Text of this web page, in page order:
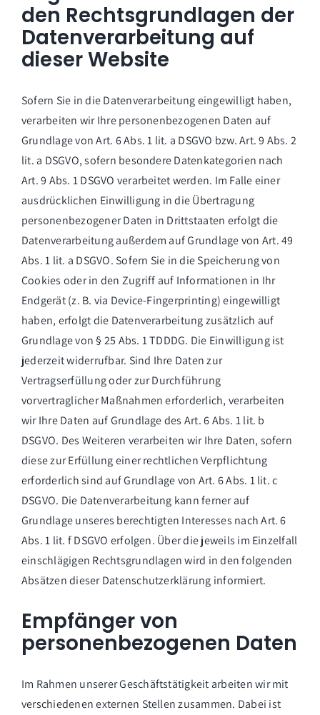
den Rechtsgrundlagen der
Datenverarbeitung auf
dieser Website
Sofern Sie in die Datenverarbeitung eingewilligt haben,
verarbeiten wir Ihre personenbezogenen Daten auf
Grundlage von Art. 6 Abs. 1 lit. a DSGVO bzw. Art. 9 Abs. 2
lit. a DSGVO, sofern besondere Datenkategorien nach
Art. 9 Abs. 1 DSGVO verarbeitet werden. Im Falle einer
ausdrücklichen Einwilligung in die Übertragung
personenbezogener Daten in Drittstaaten erfolgt die
Datenverarbeitung außerdem auf Grundlage von Art. 49
Abs. 1 lit. a DSGVO. Sofern Sie in die Speicherung von
Cookies oder in den Zugriff auf Informationen in Ihr
Endgerät (z. B. via Device-Fingerprinting) eingewilligt
haben, erfolgt die Datenverarbeitung zusätzlich auf
Grundlage von § 25 Abs. 1 TDDDG. Die Einwilligung ist
jederzeit widerrufbar. Sind Ihre Daten zur
Vertragserfüllung oder zur Durchführung
vorvertraglicher Maßnahmen erforderlich, verarbeiten
wir Ihre Daten auf Grundlage des Art. 6 Abs. 1 lit. b
DSGVO. Des Weiteren verarbeiten wir Ihre Daten, sofern
diese zur Erfüllung einer rechtlichen Verpflichtung
erforderlich sind auf Grundlage von Art. 6 Abs. 1 lit. c
DSGVO. Die Datenverarbeitung kann ferner auf
Grundlage unseres berechtigten Interesses nach Art. 6
Abs. 1 lit. f DSGVO erfolgen. Über die jeweils im Einzelfall
einschlägigen Rechtsgrundlagen wird in den folgenden
Absätzen dieser Datenschutzerklärung informiert.
Empfänger von
personenbezogenen Daten
Im Rahmen unserer Geschäftstätigkeit arbeiten wir mit
verschiedenen externen Stellen zusammen. Dabei ist